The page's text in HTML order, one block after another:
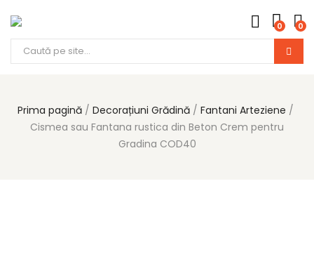
0 0
Prima pagină Decorațiuni Grădină
Fantani Arteziene
Cismea sau Fantana rustica din Beton Crem pentru
Gradina COD40